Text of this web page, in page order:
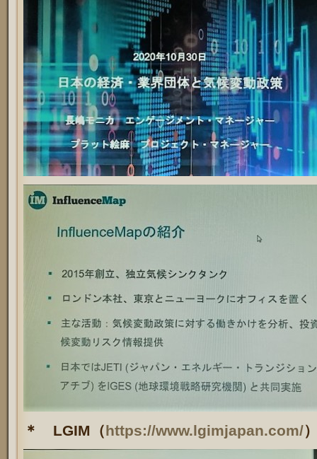
＊ LGIM（https://www.lgimjapan.com/